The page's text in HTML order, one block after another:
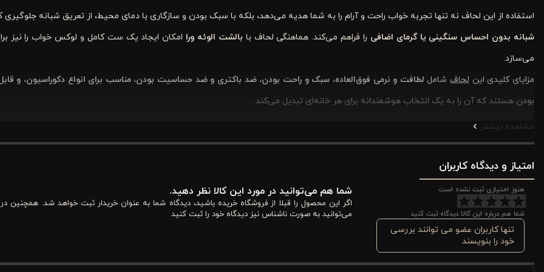
استفاده از این لحاف نه تنها تجربه خواب راحت و آرام را به شما هدیه می‌دهد، بلکه با سبک بودن و سازگاری با دمای محیط، از تعریق شبانه جلوگیری
شبانه بدون احساس سنگینی یا گرمای اضافی را فراهم می‌کند. هماهنگی لحاف با بالشت الوئه ‌ورا امکان ایجاد یک ست کامل و لوکس خواب را نیز
می‌سازد.
مزایای کلیدی این لحافشامل لطافت و نرمی فوق‌العاده، سبک و راحت بودن، ضد باکتری و ضد حساسیت بودن، مناسب برای انواع دکوراسیون، و
بودن هستند که آن را به یک انتخاب هوشمندانه برای هر خانه‌ای تبدیل می‌کند.
تجربه خواب با
با لحاف دونفره کینگ الوئه ‌ورا ورونیکا، شما تجربه‌ای از
طول شب در وضعیت راحتی باشد و فشار اضافی روی شانه و کمر ایجاد نشود.
الیاف میکروژل داخلی، گرما را به صورت متعادل توزیع می‌کند و از ایجاد نقاط سرد یا گرم جلوگیری می‌کند. این ویژگی به خصوص برایافرادی که
دارند یا در مناطق مرطوب زندگی می‌کنند اهمیت زیادی دارد.
پارچه آنتی‌باکتریال و غنی‌شده با الوئه ‌ورا محیطی بهداشتی برای خواب ایجاد می‌کند و باعث می‌شود حتی افرادی با
مشاهده بیشتر
امتیاز و دیدگاه کاربران
هنوز امتیازی ثبت نشده است.
شما هم درباره این کالا دیدگاه ثبت کنید
تنها کاربران عضو می توانند بررسی
خود را بنویسند
شما هم می‌توانید در مورد این کالا نظر دهید.
اگر این محصول را قبلا از فروشگاه خریده باشید، دیدگاه شما به عنوان خریدار ثبت خواهد شد. همچنین
می‌توانید به صورت ناشناس نیز دیدگاه خود را ثبت کنید